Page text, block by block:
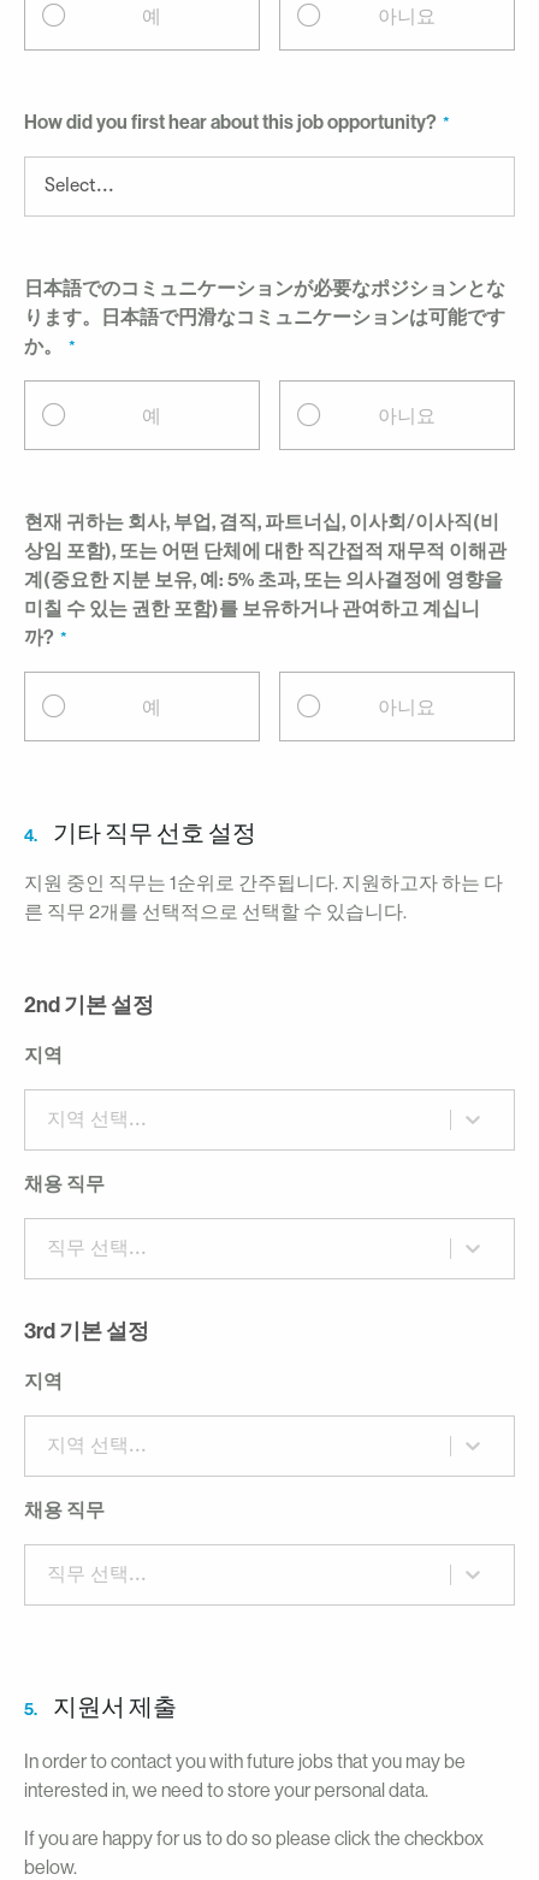
예 아니요
How did you first hear about this job opportunity?
日本語でのコミュニケーションが必要なポジションとな
ります。日本語で円滑なコミュニケーションは可能です
か。
예 아니요
현재 귀하는 회사, 부업, 겸직, 파트너십, 이사회/이사직(비
상임 포함), 또는 어떤 단체에 대한 직간접적 재무적 이해관
계(중요한 지분 보유, 예: 5% 초과, 또는 의사결정에 영향을
미칠 수 있는 권한 포함)를 보유하거나 관여하고 계십니
까?
예 아니요
4. 기타 직무 선호 설정
지원 중인 직무는 1순위로 간주됩니다. 지원하고자 하는 다
른 직무 2개를 선택적으로 선택할 수 있습니다.
2nd 기본 설정
지역
지역 선택...
채용 직무
직무 선택...
3rd 기본 설정
지역
지역 선택...
채용 직무
직무 선택...
5. 지원서 제출
In order to contact you with future jobs that you may be
interested in, we need to store your personal data.
If you are happy for us to do so please click the checkbox
below.